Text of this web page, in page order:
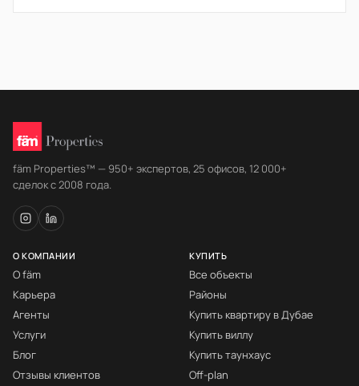
fäm Properties™ — 950+ экспертов, 25 офисов, 12 000+
сделок с 2008 года.
О КОМПАНИИ
О fäm
Карьера
Агенты
Услуги
Блог
Отзывы клиентов
КУПИТЬ
Все объекты
Районы
Купить квартиру в Дубае
Купить виллу
Купить таунхаус
Off-plan